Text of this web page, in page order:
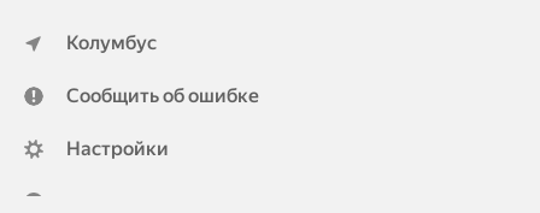
Колумбус
Сообщить об ошибке
Настройки